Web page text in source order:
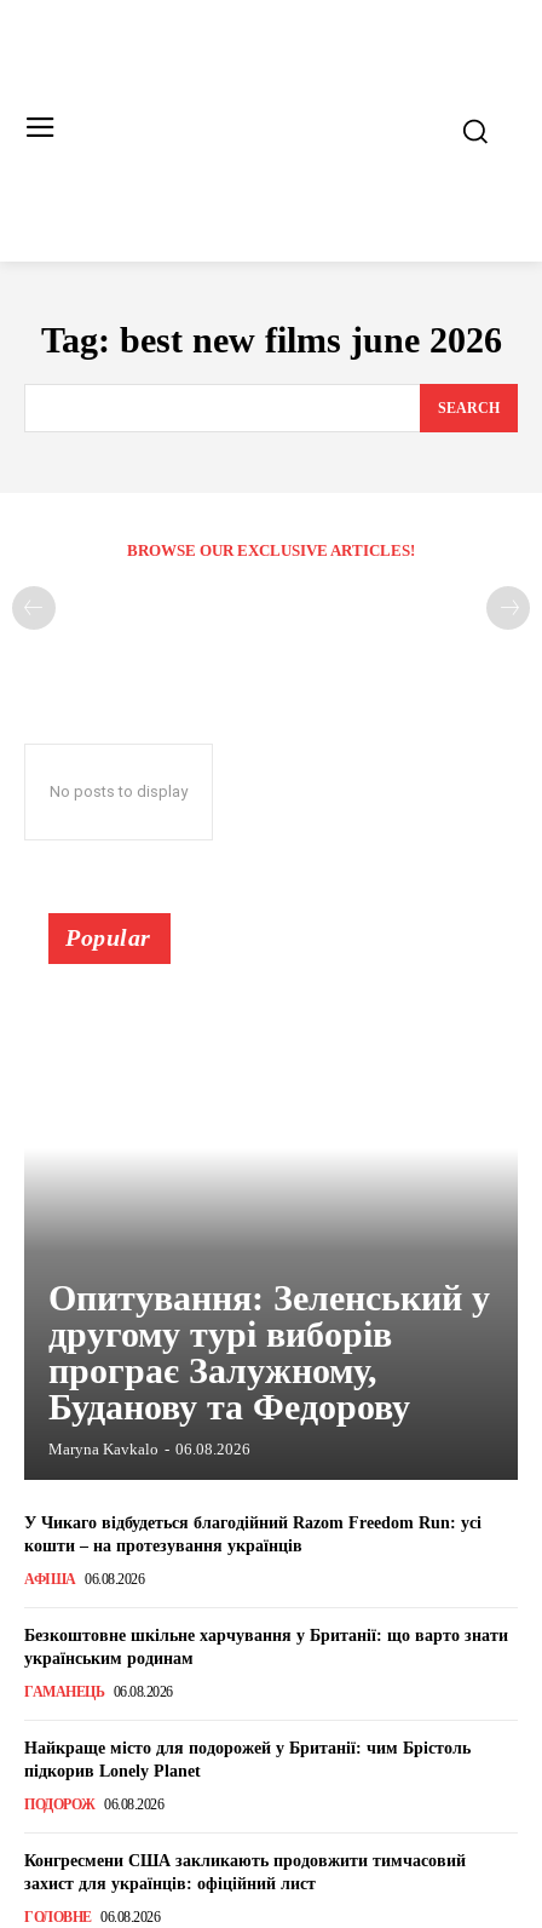
Tag: best new films june 2026
SEARCH
BROWSE OUR EXCLUSIVE ARTICLES!
No posts to display
Popular
Опитування: Зеленський у
другому турі виборів
програє Залужному,
Буданову та Федорову
Maryna Kavkalo - 06.08.2026
У Чикаго відбудеться благодійний Razom Freedom Run: усі
кошти – на протезування українців
АФІША 06.08.2026
Безкоштовне шкільне харчування у Британії: що варто знати
українським родинам
ГАМАНЕЦЬ 06.08.2026
Найкраще місто для подорожей у Британії: чим Брістоль
підкорив Lonely Planet
ПОДОРОЖ 06.08.2026
Конгресмени США закликають продовжити тимчасовий
захист для українців: офіційний лист
ГОЛОВНЕ 06.08.2026